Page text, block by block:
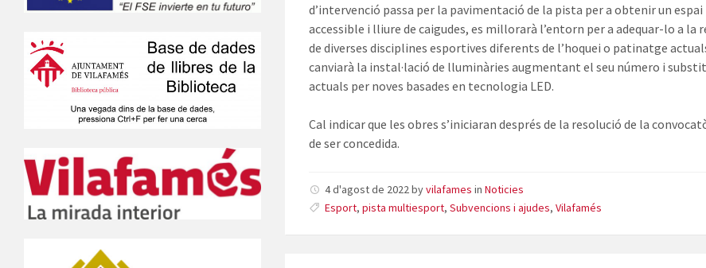
d’intervenció passa per la pavimentació de la pista per a obtenir un espai
accessible i lliure de caigudes, es millorarà l’entorn per a adequar-lo a la
de diverses disciplines esportives diferents de l’hoquei o patinatge
canviarà la instal·lació de lluminàries augmentant el seu número i
actuals per noves basades en tecnologia LED.
Cal indicar que les obres s’iniciaran després de la resolució de la
de ser concedida.
4 d'agost de 2022byvilafames inNoticies
Esport,pista multiesport,Subvencions i ajudes,Vilafamés